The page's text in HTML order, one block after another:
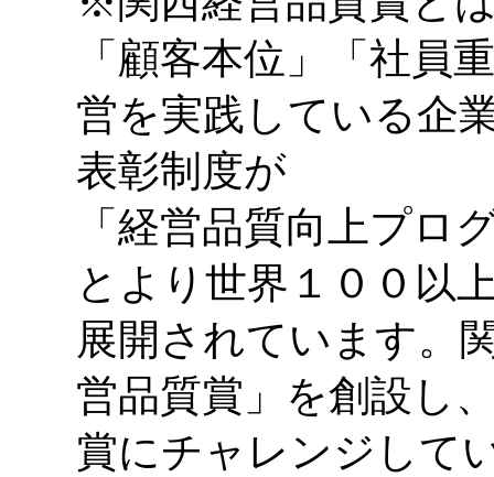
「顧客本位」「社員
営を実践している企
表彰制度が
「経営品質向上プロ
とより世界１００以
展開されています。
営品質賞」を創設し
賞にチャレンジして